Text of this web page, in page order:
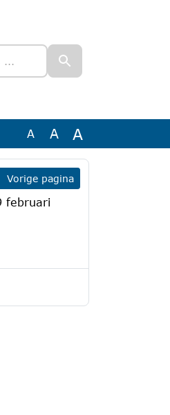
A A A
Vorige pagina
februari